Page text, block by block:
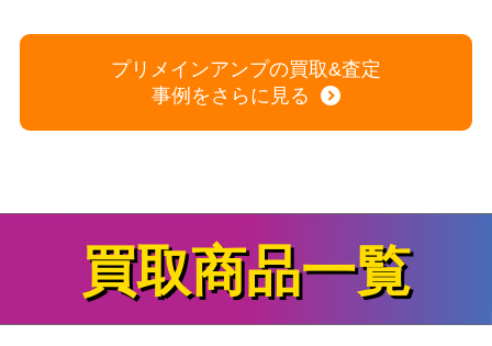
プリメインアンプの買取&査定
事例をさらに見る
買取商品一覧